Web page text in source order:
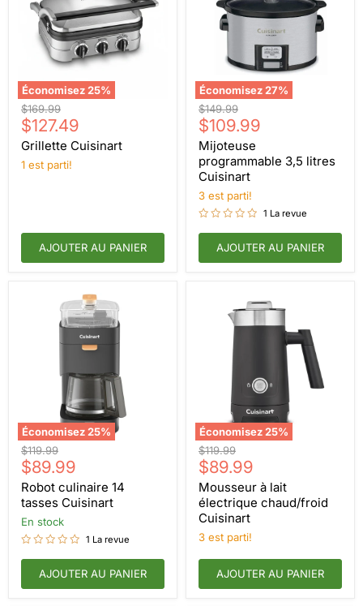
Économisez 25%
Grillette
Cuisinart
Prix
d'origine
$169.99
Prix
actuel
$127.49
Grillette Cuisinart
1 est parti!
AJOUTER AU PANIER
Économisez 27%
Mijoteuse
programmable
3,5
litres
Cuisinart
Prix
d'origine
$149.99
Prix
actuel
$109.99
Mijoteuse
programmable 3,5 litres
Cuisinart
3 est parti!
1 La revue
AJOUTER AU PANIER
Économisez 25%
Robot
culinaire
14
tasses
Cuisinart
Prix
d'origine
$119.99
Prix
actuel
$89.99
Robot culinaire 14
tasses Cuisinart
en stock
1 La revue
AJOUTER AU PANIER
Économisez 25%
Mousseur
à
lait
électrique
chaud/froid
Cuisinart
Prix
d'origine
$119.99
Prix
actuel
$89.99
Mousseur à lait
électrique chaud/froid
Cuisinart
3 est parti!
AJOUTER AU PANIER